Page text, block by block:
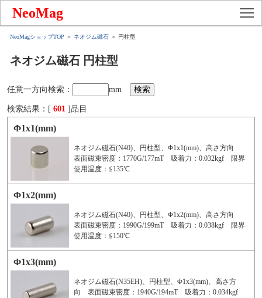
NeoMag
NeoMagショップTOP ＞ ネオジム磁石 ＞ 円柱型
ネオジム磁石 円柱型
任意一方向検索： mm
検索結果：[ 601 ]品目
Φ1x1(mm)
ネオジム磁石(N40)、円柱型、Φ1x1(mm)、高さ方向
表面磁束密度：1770G/177mT 吸着力：0.032kgf 限界
使用温度：≦135℃
Φ1x2(mm)
ネオジム磁石(N40)、円柱型、Φ1x2(mm)、高さ方向
表面磁束密度：1990G/199mT 吸着力：0.038kgf 限界
使用温度：≦150℃
Φ1x3(mm)
ネオジム磁石(N35EH)、円柱型、Φ1x3(mm)、高さ方
向 表面磁束密度：1940G/194mT 吸着力：0.034kgf